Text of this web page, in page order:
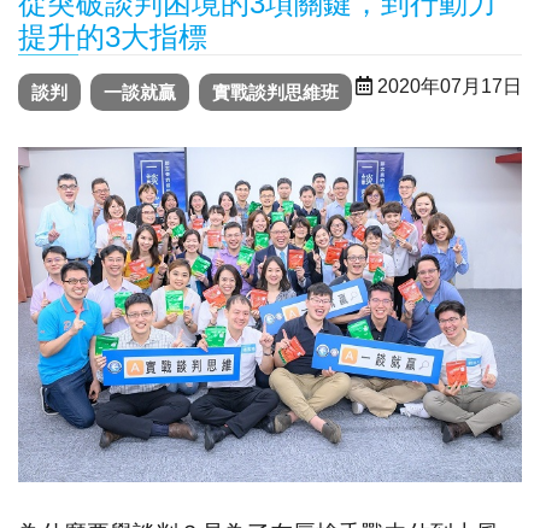
提升的3大指標
談判 一談就贏 實戰談判思維班 2020年07月17日